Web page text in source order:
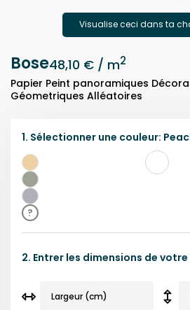
Visualise ceci dans ta
Bose48,10 € / m2
Papier Peint panoramiques
Géometriques Alléatoires
1. Sélectionner une couleur:
Pêche
Vert
Violet
?
2. Entrer les dimensions de